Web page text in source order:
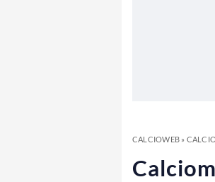
CALCIOWEB»